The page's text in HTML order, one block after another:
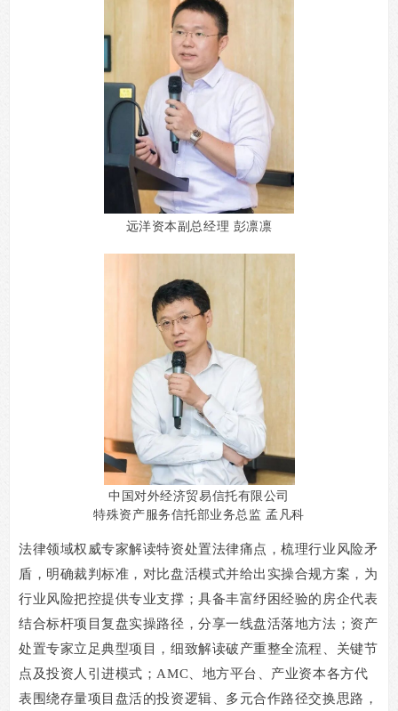
远洋资本副总经理 彭凛凛
中国对外经济贸易信托有限公司
特殊资产服务信托部业务总监 孟凡科
法律领域权威专家解读特资处置法律痛点，梳理行业风险矛
盾，明确裁判标准，对比盘活模式并给出实操合规方案，为
行业风险把控提供专业支撑；具备丰富纾困经验的房企代表
结合标杆项目复盘实操路径，分享一线盘活落地方法；资产
处置专家立足典型项目，细致解读破产重整全流程、关键节
点及投资人引进模式； AMC 、地方平台、产业资本各方代
表围绕存量项目盘活的投资逻辑、多元合作路径交换思路，